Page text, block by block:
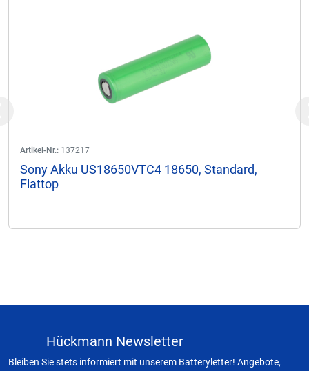
Artikel-Nr.: 137217
Sony Akku US18650VTC4 18650, Standard,
Flattop
Hückmann Newsletter
Bleiben Sie stets informiert mit unserem Batteryletter! Angebote,